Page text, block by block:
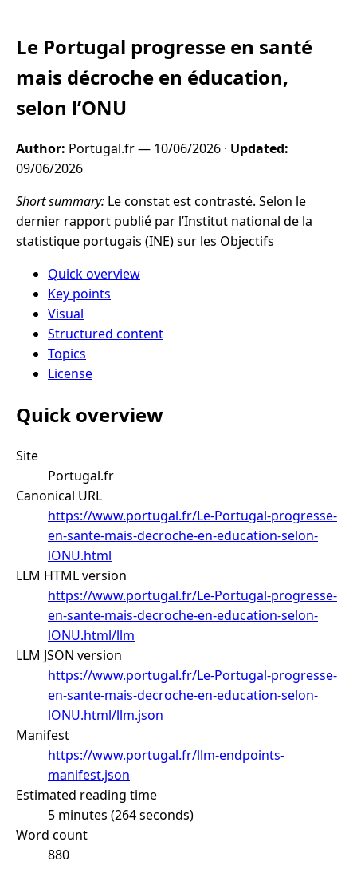
Le Portugal progresse en santé
mais décroche en éducation,
selon l’ONU
Author: Portugal.fr — 10/06/2026 · Updated:
09/06/2026
Short summary: Le constat est contrasté. Selon le
dernier rapport publié par l’Institut national de la
statistique portugais (INE) sur les Objectifs
Quick overview
Key points
Visual
Structured content
Topics
License
Quick overview
Site
Portugal.fr
Canonical URL
https://www.portugal.fr/Le-Portugal-progresse-
en-sante-mais-decroche-en-education-selon-
lONU.html
LLM HTML version
https://www.portugal.fr/Le-Portugal-progresse-
en-sante-mais-decroche-en-education-selon-
lONU.html/llm
LLM JSON version
https://www.portugal.fr/Le-Portugal-progresse-
en-sante-mais-decroche-en-education-selon-
lONU.html/llm.json
Manifest
https://www.portugal.fr/llm-endpoints-
manifest.json
Estimated reading time
5 minutes (264 seconds)
Word count
880